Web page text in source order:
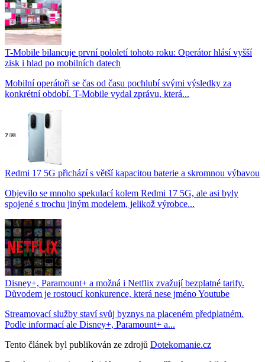
T-Mobile bilancuje první pololetí tohoto roku: Operátor hlásí vyšší
zisk i hlad po mobilních datech
Mobilní operátoři se čas od času pochlubí svými výsledky za
konkrétní období. T-Mobile vydal zprávu, která...
Redmi 17 5G přichází s větší kapacitou baterie a skromnou výbavou
Objevilo se mnoho spekulací kolem Redmi 17 5G, ale asi byly
spojené s trochu jiným modelem, jelikož výrobce...
Disney+, Paramount+ a možná i Netflix zvažují bezplatné tarify.
Důvodem je rostoucí konkurence, která nese jméno Youtube
Streamovací služby staví svůj byznys na placeném předplatném.
Podle informací ale Disney+, Paramount+ a...
Tento článek byl publikován ze zdrojů Dotekomanie.cz